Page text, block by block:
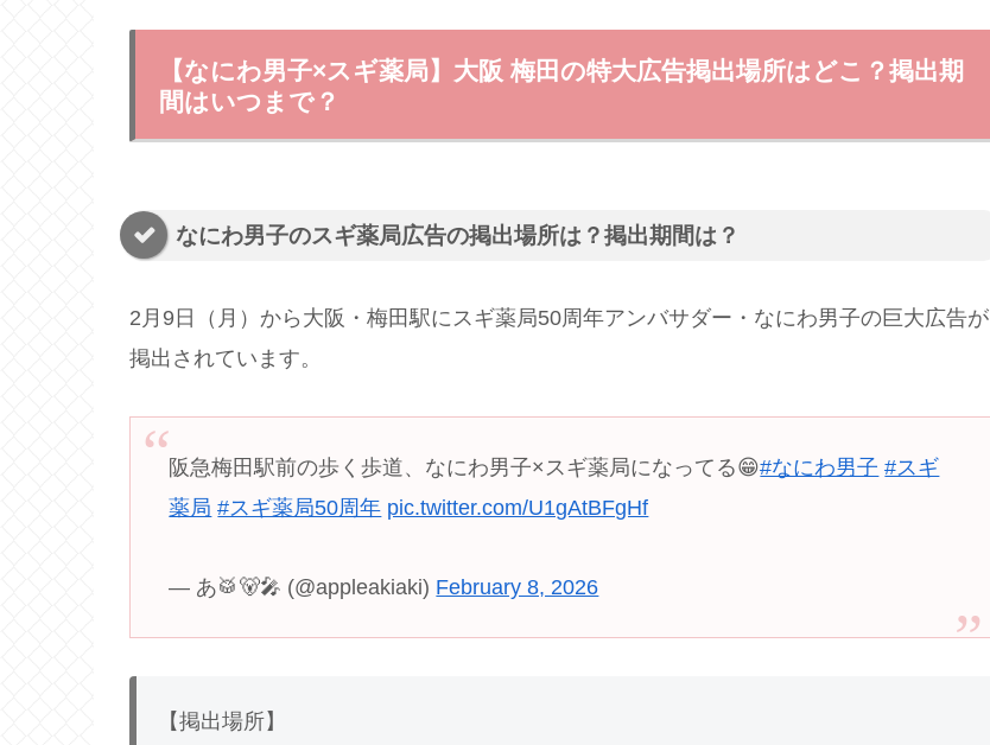
【なにわ男子×スギ薬局】大阪 梅田の特大広告掲出場所はどこ？掲出期
間はいつまで？
なにわ男子のスギ薬局広告の掲出場所は？掲出期間は？
2月9日（月）から大阪・梅田駅にスギ薬局50周年アンバサダー・なにわ男子の巨大広告が
掲出されています。
阪急梅田駅前の歩く歩道、なにわ男子×スギ薬局になってる😁#なにわ男子 #スギ
薬局 #スギ薬局50周年 pic.twitter.com/U1gAtBFgHf
— あ🥁🐻🎤 (@appleakiaki) February 8, 2026
【掲出場所】